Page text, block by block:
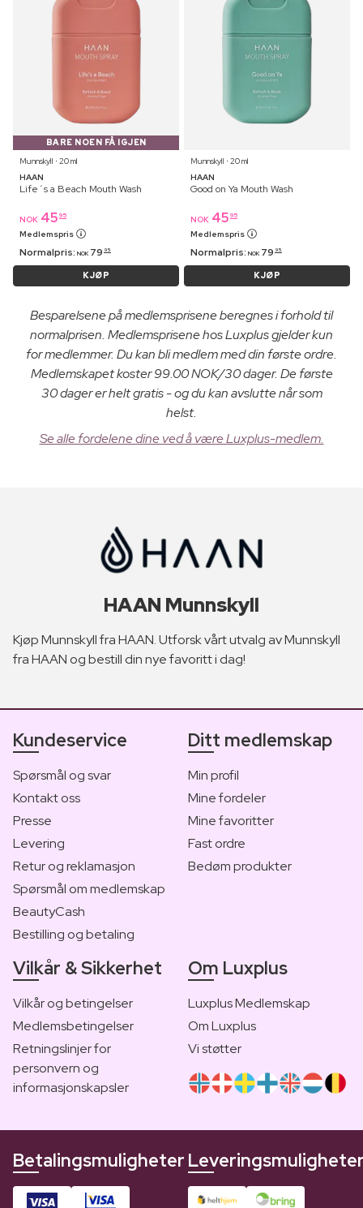
BARE NOEN FÅ IGJEN
Munnskyll ⋅ 20 ml
HAAN
Life´s a Beach Mouth Wash
NOK 45 95
Medlemspris
Normalpris: NOK 79 95
KJØP
Munnskyll ⋅ 20 ml
HAAN
Good on Ya Mouth Wash
NOK 45 95
Medlemspris
Normalpris: NOK 79 95
KJØP
Besparelsene på medlemsprisene beregnes i forhold til
normalprisen. Medlemsprisene hos Luxplus gjelder kun
for medlemmer. Du kan bli medlem med din første ordre.
Medlemskapet koster 99.00 NOK/30 dager. De første
30 dager er helt gratis - og du kan avslutte når som
helst.
Se alle fordelene dine ved å være Luxplus-medlem.
HAAN Munnskyll
Kjøp Munnskyll fra HAAN. Utforsk vårt utvalg av Munnskyll
fra HAAN og bestill din nye favoritt i dag!
Kundeservice
Spørsmål og svar
Kontakt oss
Presse
Levering
Retur og reklamasjon
Spørsmål om medlemskap
BeautyCash
Bestilling og betaling
Ditt medlemskap
Min profil
Mine fordeler
Mine favoritter
Fast ordre
Bedøm produkter
Vilkår & Sikkerhet
Vilkår og betingelser
Medlemsbetingelser
Retningslinjer for
personvern og
informasjonskapsler
Om Luxplus
Luxplus Medlemskap
Om Luxplus
Vi støtter
Betalingsmuligheter